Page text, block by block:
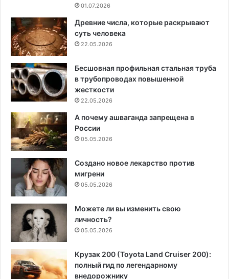
01.07.2026
Древние числа, которые раскрывают
суть человека
22.05.2026
Бесшовная профильная стальная труба
в трубопроводах повышенной
жесткости
22.05.2026
А почему ашваганда запрещена в
России
05.05.2026
Создано новое лекарство против
мигрени
05.05.2026
Можете ли вы изменить свою
личность?
05.05.2026
Крузак 200 (Toyota Land Cruiser 200):
полный гид по легендарному
внедорожнику